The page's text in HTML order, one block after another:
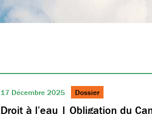
17 Décembre 2025 Dossier
Droit à l’eau | Obligation du